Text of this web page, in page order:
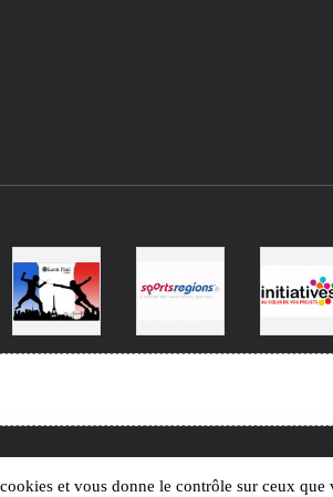
et vous donne le contrôle sur ceux que